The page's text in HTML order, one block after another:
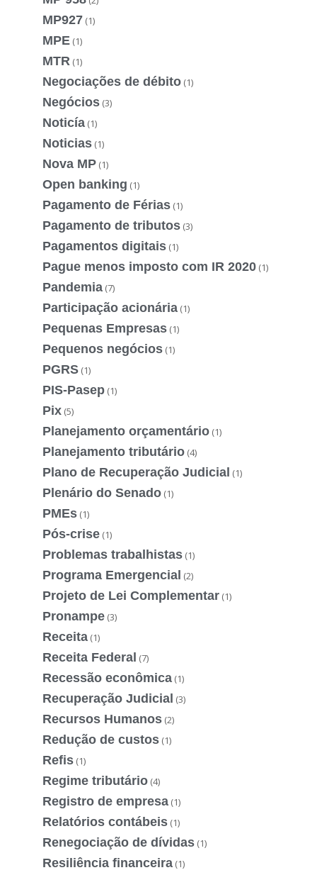
MP927 (1)
MPE (1)
MTR (1)
Negociações de débito (1)
Negócios (3)
Noticía (1)
Noticias (1)
Nova MP (1)
Open banking (1)
Pagamento de Férias (1)
Pagamento de tributos (3)
Pagamentos digitais (1)
Pague menos imposto com IR 2020 (1)
Pandemia (7)
Participação acionária (1)
Pequenas Empresas (1)
Pequenos negócios (1)
PGRS (1)
PIS-Pasep (1)
Pix (5)
Planejamento orçamentário (1)
Planejamento tributário (4)
Plano de Recuperação Judicial (1)
Plenário do Senado (1)
PMEs (1)
Pós-crise (1)
Problemas trabalhistas (1)
Programa Emergencial (2)
Projeto de Lei Complementar (1)
Pronampe (3)
Receita (1)
Receita Federal (7)
Recessão econômica (1)
Recuperação Judicial (3)
Recursos Humanos (2)
Redução de custos (1)
Refis (1)
Regime tributário (4)
Registro de empresa (1)
Relatórios contábeis (1)
Renegociação de dívidas (1)
Resiliência financeira (1)